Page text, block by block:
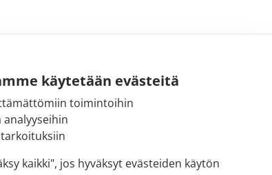
käytetään evästeitä
toimintoihin
kaikki", jos hyväksyt evästeiden käytön
Sähköpostiosoite:
kirjaamo@fimea.fi
Fimean vaihde: